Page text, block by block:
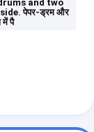
and two
पेपर-ड्रम और
में पै